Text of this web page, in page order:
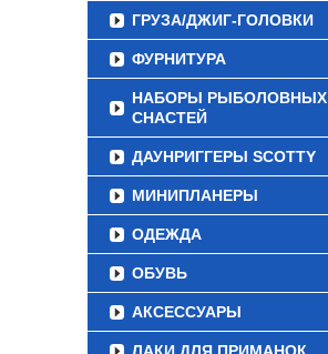
ГРУЗА/ДЖИГ-ГОЛОВКИ
ФУРНИТУРА
НАБОРЫ РЫБОЛОВНЫХ
СНАСТЕЙ
ДАУНРИГГЕРЫ SCOTTY
МИНИПЛАНЕРЫ
ОДЕЖДА
ОБУВЬ
АКСЕССУАРЫ